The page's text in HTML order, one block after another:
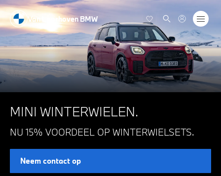
Van Laarhoven BMW
MINI WINTERWIELEN.
NU 15% VOORDEEL OP WINTERWIELSETS.
Neem contact op